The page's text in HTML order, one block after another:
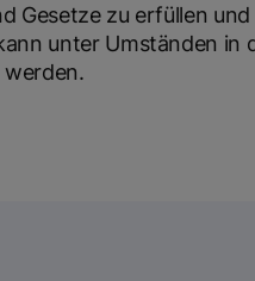
Gesetze zu erfüllen
unter Umständen in
werden.